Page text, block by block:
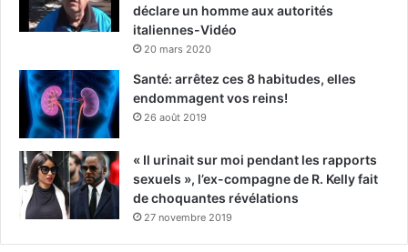
déclare un homme aux autorités
italiennes-Vidéo
20 mars 2020
Santé: arrêtez ces 8 habitudes, elles
endommagent vos reins!
26 août 2019
« Il urinait sur moi pendant les rapports
sexuels », l’ex-compagne de R. Kelly fait
de choquantes révélations
27 novembre 2019